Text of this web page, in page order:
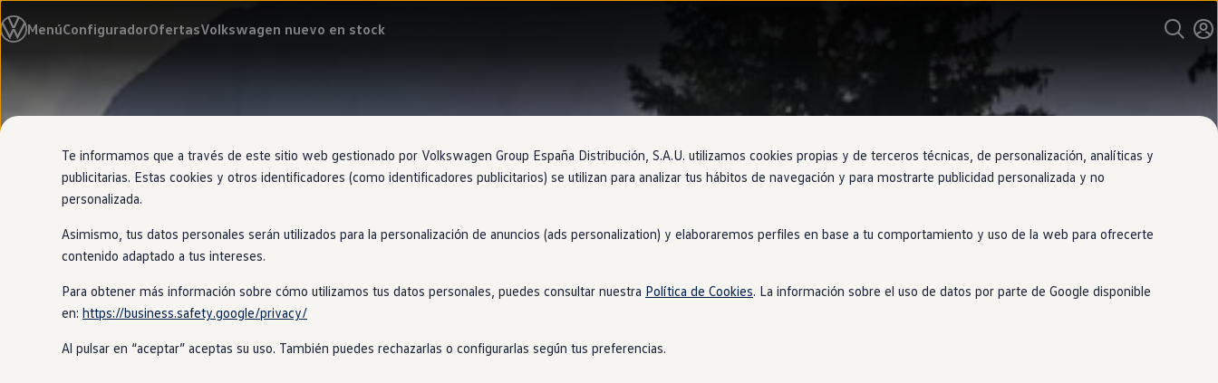
directamente
directamente
página
MenúConfiguradorOfertasVolkswagen nuevo en stock
Modelos y configurador
Nuevo ID. Cross
Compra y ofertas
Volkswagen nuevo en stock
Volkswagen de ocasión
Financiación
My Way
Seguros
Empresas
Autoescuelas
Más sobre eléctricos
Más sobre híbridos
Plan Auto +
Etiquetas DGT
Simulador de autonomía, carga y ahorro
Soluciones de carga
Te informamos que a través de este sitio web gestionado por Volkswagen Group España Distribución, S.A.U. utilizamos cookies propias y de terceros técnicas, de personalización, analíticas y
publicitarias. Estas cookies y otros identificadores (como identificadores publicitarios) se utilizan para analizar tus hábitos de navegación y para mostrarte publicidad personalizada y no
personalizada.
Asimismo, tus datos personales serán utilizados para la personalización de anuncios (ads personalization) y elaboraremos perfiles en base a tu comportamiento y uso de la web para ofrecerte
contenido adaptado a tus intereses.
Para obtener más información sobre cómo utilizamos tus datos personales, puedes consultar nuestra Política de Cookies. La información sobre el uso de datos por parte de Google disponible
en: https://business.safety.google/privacy/
Al pulsar en “aceptar” aceptas su uso. También puedes rechazarlas o configurarlas según tus preferencias.